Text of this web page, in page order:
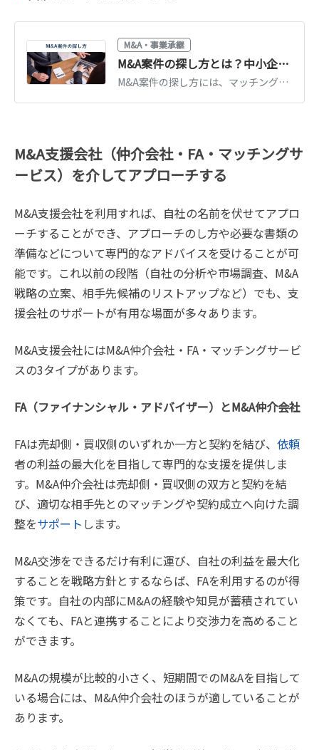
M&A・事業承継
M&A案件の探し方とは？中小企業・個人におすすめの方法8選
M&A案件の探し方には、マッチングサイトの活用や仲介会社への依頼などの方法があります。方法ごとにメリット・デメリットは異なります。公認会計士が、M&A案件の探し方や注意点、活用する資料を紹介します。（公認会計士監修記事）
M&A支援会社（仲介会社・FA・マッチングサ
ービス）を介してアプローチする
M&A支援会社を利用すれば、自社の名前を伏せてアプロ
ーチすることができ、アプローチのし方や必要な書類の
準備などについて専門的なアドバイスを受けることが可
能です。これ以前の段階（自社の分析や市場調査、M&A
戦略の立案、相手先候補のリストアップなど）でも、支
援会社のサポートが有用な場面が多々あります。
M&A支援会社にはM&A仲介会社・FA・マッチングサービ
スの3タイプがあります。
FA（ファイナンシャル・アドバイザー）とM&A仲介会社
FAは売却側・買収側のいずれか一方と契約を結び、 依頼
者の利益の最大化を目指して専門的な支援を提供しま
す。M&A仲介会社は売却側・買収側の双方と契約を結
び、適切な相手先とのマッチングや契約成立へ向けた調
整をサポート します。
M&A交渉をできるだけ有利に運び、自社の利益を最大化
することを戦略方針とするならば、FAを利用するのが得
策です。自社の内部にM&Aの経験や知見が蓄積されてい
なくても、FAと連携することにより交渉力を高めること
ができます。
M&Aの規模が比較的小さく、短期間でのM&Aを目指して
いる場合には、M&A仲介会社のほうが適していることが
あります。